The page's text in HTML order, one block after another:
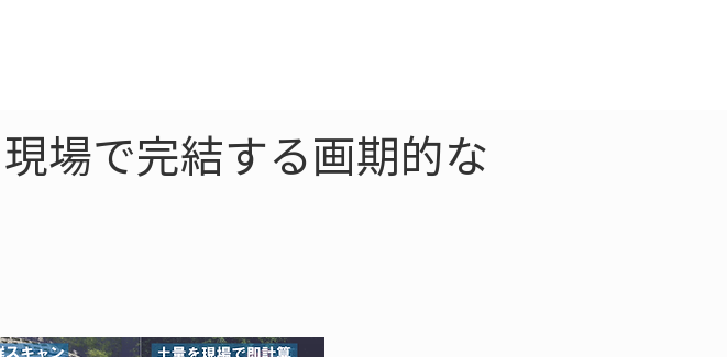
場で完結する画期的な